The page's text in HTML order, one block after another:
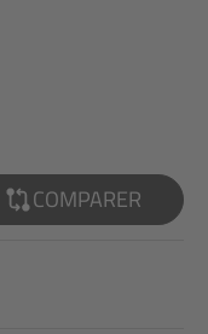
COMPARER